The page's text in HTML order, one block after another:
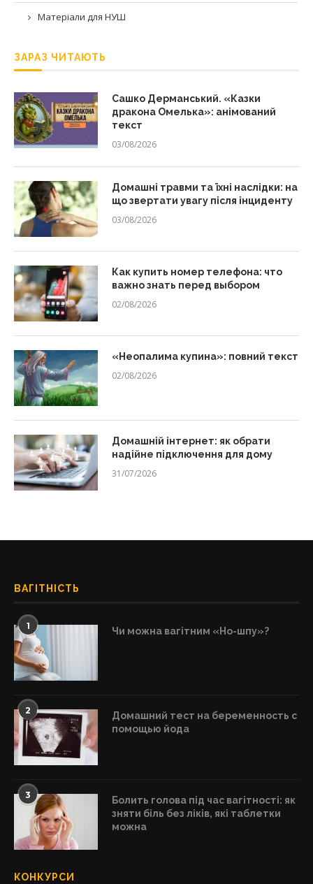
Матеріали для НУШ
ЗАРАЗ ЧИТАЮТЬ
Сашко Дерманський. «Казки
дракона Омелька»: анімований
текст
03/08/2026
Домашні травми та їхні наслідки: на
що звертати увагу після інциденту
03/08/2026
Как купить номер телефона: что
важно знать перед выбором
02/08/2026
«Неопалима купина»: повний текст
02/08/2026
Домашній інтернет: як обрати
надійне підключення для дому
31/07/2026
ВАГІТНІСТЬ
1 Чи можна вагітним «Но-шпу»?
2
Домашний тест на беременность с
помощью йода
3
Болить голова під час вагітності: як
зняти біль без ліків, які таблетки
можна
КОНКУРСИ